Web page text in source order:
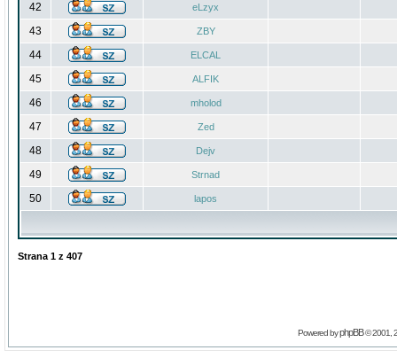
42 eLzyx
43 ZBY
44 ELCAL
45 ALFIK
46 mholod
47 Zed
48 Dejv
49 Strnad
50 lapos
Strana 1 z 407
Powered byphpBB© 2001,